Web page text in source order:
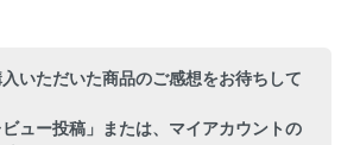
入いただいた商品のご感想をお待ちして
ュー投稿」または、マイアカウントの